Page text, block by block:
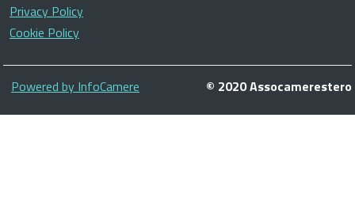
Privacy Policy
Cookie Policy
Piè
di
Powered by InfoCamere © 2020 Assocamerestero